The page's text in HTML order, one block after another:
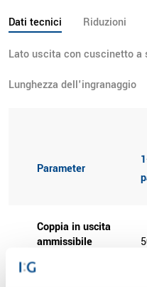
Dati tecnici Riduzioni
Lato uscita con cuscinetto a
Lunghezza dell'ingranaggio
Parameter
Coppia in uscita
ammissibile